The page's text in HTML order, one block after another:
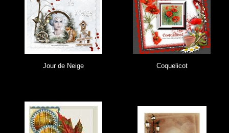
Jour de Neige Coquelicot